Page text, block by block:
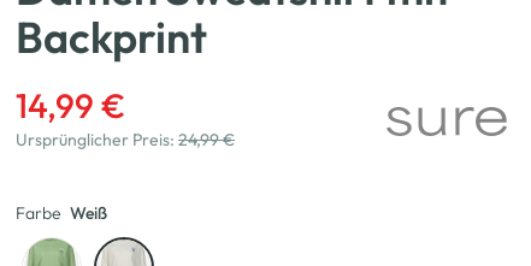
Backprint
14,99 €
Ursprünglicher Preis: 24,99 €
Farbe Weiß